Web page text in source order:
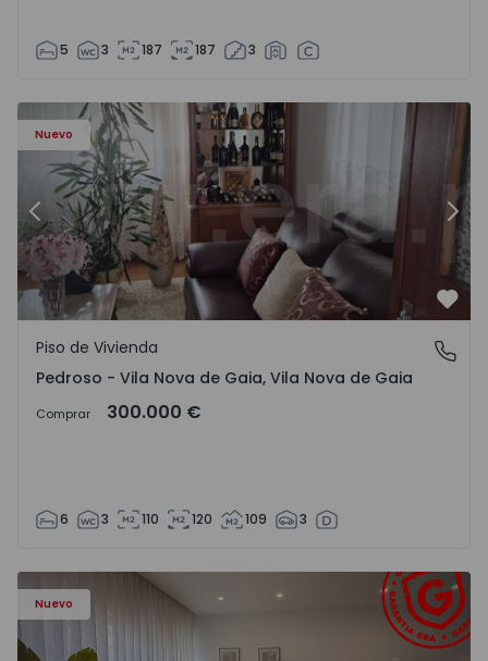
5 3 187 187 3
Nuevo
- 1575635 - 12
Piso de Vivienda T6 Vila Nova de Gaia, Pedroso e
Anterior
Pedroso - Vila Nova de Gaia, Vila Nova de Gaia
Piso de Vivienda
Pedroso - Vila Nova de Gaia, Vila Nova de Gaia
Comprar 300.000 €
6 3 110 120 109 3
Nuevo
Apartamento T1 Lourinhã, Vimeiro - 1575406 - 1